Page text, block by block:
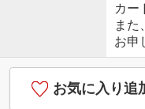
カー
また
お申
お気に入り追